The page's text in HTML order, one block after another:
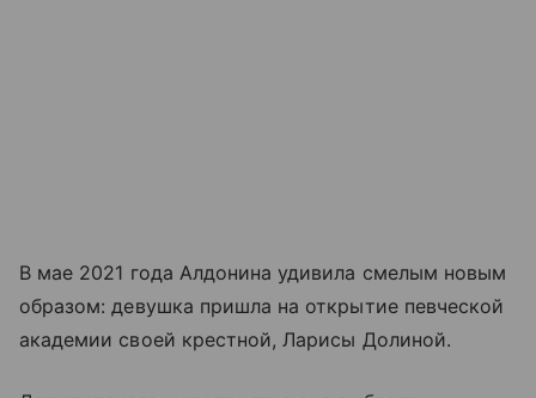
В мае 2021 года Алдонина удивила смелым новым
образом: девушка пришла на открытие певческой
академии своей крестной, Ларисы Долиной.